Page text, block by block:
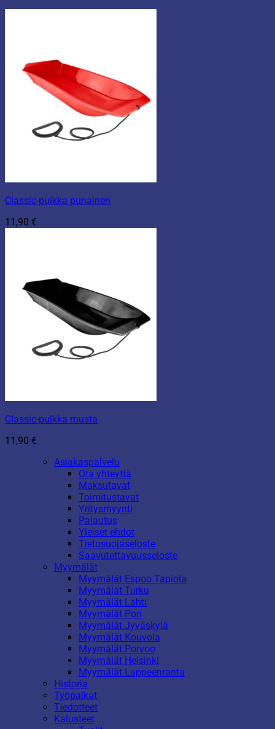
Classic-pulkka punainen
11,90 €
Classic-pulkka musta
11,90 €
Asiakaspalvelu
Ota yhteyttä
Maksutavat
Toimitustavat
Yritysmyynti
Palautus
Yleiset ehdot
Tietosuojaseloste
Saavutettavuusseloste
Myymälät
Myymälät Espoo Tapiola
Myymälät Turku
Myymälät Lahti
Myymälät Pori
Myymälät Jyväskylä
Myymälät Kouvola
Myymälät Porvoo
Myymälät Helsinki
Myymälät Lappeenranta
Historia
Työpaikat
Tiedotteet
Kalusteet